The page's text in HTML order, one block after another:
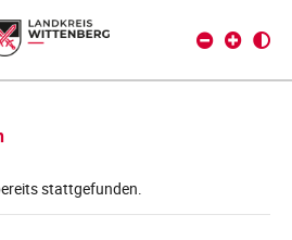
stattgefunden.